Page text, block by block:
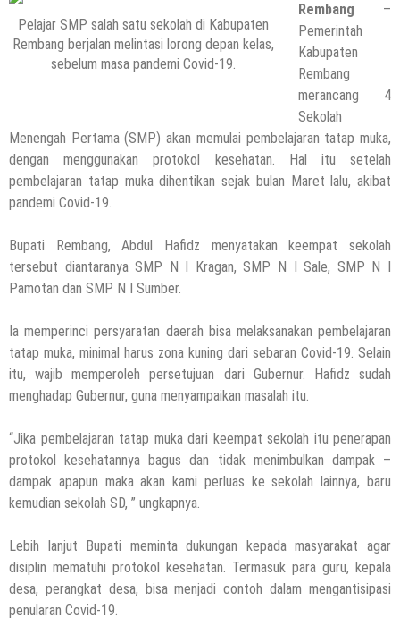
Pelajar SMP salah satu sekolah di Kabupaten
Rembang berjalan melintasi lorong depan kelas,
sebelum masa pandemi Covid-19.
Rembang –
Pemerintah
Kabupaten
Rembang
merancang 4
Sekolah
Menengah Pertama (SMP) akan memulai pembelajaran tatap muka,
dengan menggunakan protokol kesehatan. Hal itu setelah
pembelajaran tatap muka dihentikan sejak bulan Maret lalu, akibat
pandemi Covid-19.
Bupati Rembang, Abdul Hafidz menyatakan keempat sekolah
tersebut diantaranya SMP N I Kragan, SMP N I Sale, SMP N I
Pamotan dan SMP N I Sumber.
Ia memperinci persyaratan daerah bisa melaksanakan pembelajaran
tatap muka, minimal harus zona kuning dari sebaran Covid-19. Selain
itu, wajib memperoleh persetujuan dari Gubernur. Hafidz sudah
menghadap Gubernur, guna menyampaikan masalah itu.
“Jika pembelajaran tatap muka dari keempat sekolah itu penerapan
protokol kesehatannya bagus dan tidak menimbulkan dampak –
dampak apapun maka akan kami perluas ke sekolah lainnya, baru
kemudian sekolah SD, ” ungkapnya.
Lebih lanjut Bupati meminta dukungan kepada masyarakat agar
disiplin mematuhi protokol kesehatan. Termasuk para guru, kepala
desa, perangkat desa, bisa menjadi contoh dalam mengantisipasi
penularan Covid-19.